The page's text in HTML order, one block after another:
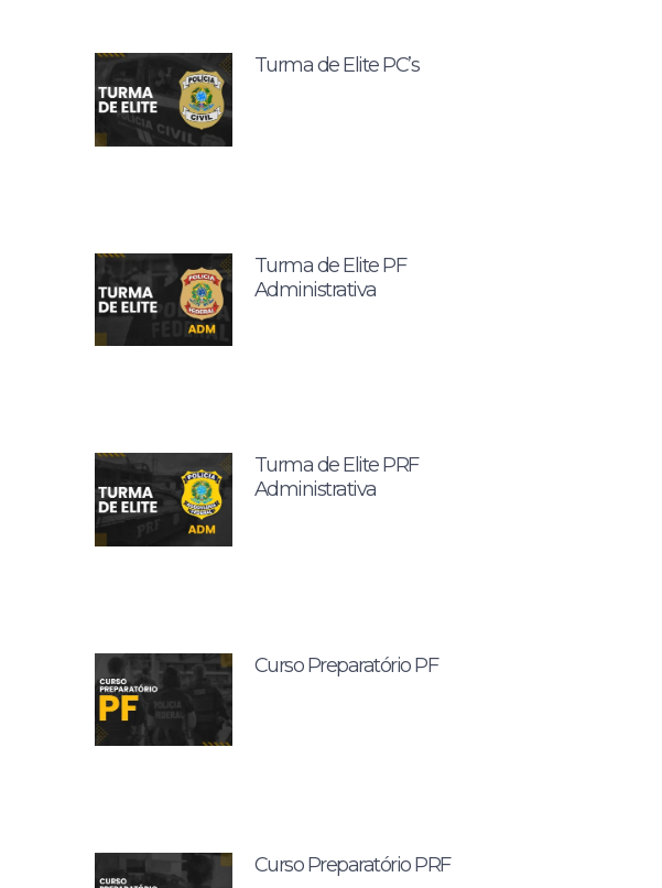
Turma de Elite PC’s
Turma de Elite PF
Administrativa
Turma de Elite PRF
Administrativa
Curso Preparatório PF
Curso Preparatório PRF